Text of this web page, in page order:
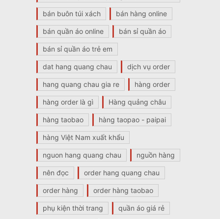
bán buôn túi xách bán hàng online
bán quần áo online bán sỉ quần áo
bán sỉ quần áo trẻ em
dat hang quang chau dịch vụ order
hang quang chau gia re hàng order
hàng order là gì Hàng quảng châu
hàng taobao hàng taopao - paipai
hàng Việt Nam xuất khẩu
nguon hang quang chau nguồn hàng
nên đọc order hang quang chau
order hàng order hàng taobao
phụ kiện thời trang quần áo giá rẻ